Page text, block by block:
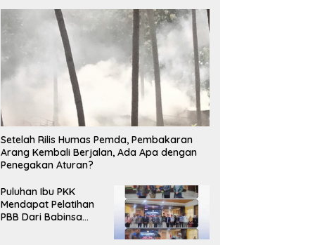
Setelah Rilis Humas Pemda, Pembakaran
Arang Kembali Berjalan, Ada Apa dengan
Penegakan Aturan?
Puluhan Ibu PKK
Mendapat Pelatihan
PBB Dari Babinsa